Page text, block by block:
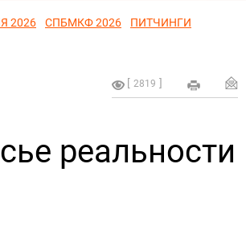
2026 СПБМКФ 2026
ПИТЧИНГИ
2819
реальности